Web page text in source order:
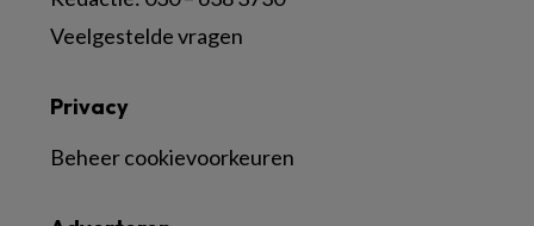
Veelgestelde vragen
Privacy
Beheer cookievoorkeuren